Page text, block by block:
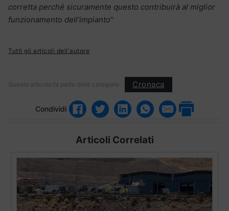
corretta perché sicuramente questo contribuirà al miglior
funzionamento dell’impianto“
Tutti gli articoli dell'autore
Questo articolo fa parte delle categorie: Cronaca
Condividi
Articoli Correlati